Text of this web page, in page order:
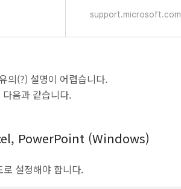
support.microsoft.com
의(?) 설명이 어렵습니다.
음과 같습니다.
PowerPoint (Windows)
로 설정해야 합니다.